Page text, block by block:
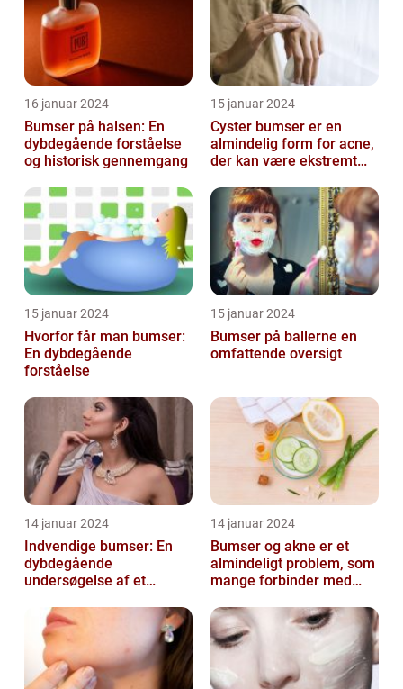
16 januar 2024
Bumser på halsen: En
dybdegående forståelse
og historisk gennemgang
15 januar 2024
Cyster bumser er en
almindelig form for acne,
der kan være ekstremt
belastende for d...
15 januar 2024
Hvorfor får man bumser:
En dybdegående
forståelse
15 januar 2024
Bumser på ballerne en
omfattende oversigt
14 januar 2024
Indvendige bumser: En
dybdegående
undersøgelse af et
14 januar 2024
Bumser og akne er et
almindeligt problem, som
mange forbinder med